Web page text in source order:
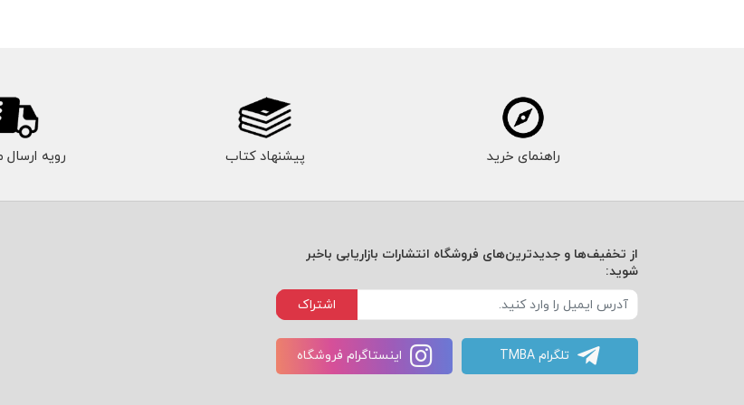
راهنمای خرید پیشنهاد کتاب رویه
از تخفیف‌ها و جدیدترین‌های فروشگاه انتشارات بازاریابی باخبر
شوید:
اشتراک
تلگرام TMBA اینستاگرام فروشگاه